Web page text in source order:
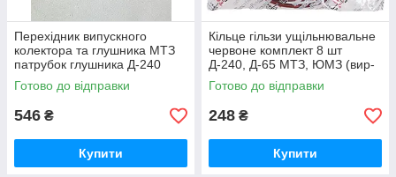
Перехідник випускного
колектора та глушника МТЗ
патрубок глушника Д-240
(вир-во Україна) 240-
1008021-Б1 / 240-1008021
Готово до відправки
546 ₴
Купити
Кільце гільзи ущільнювальне
червоне комплект 8 шт
Д-240, Д-65 МТЗ, ЮМЗ (вир-
во ПХТ Україна) 50-1002022 /
50-1002022-А
Готово до відправки
248 ₴
Купити